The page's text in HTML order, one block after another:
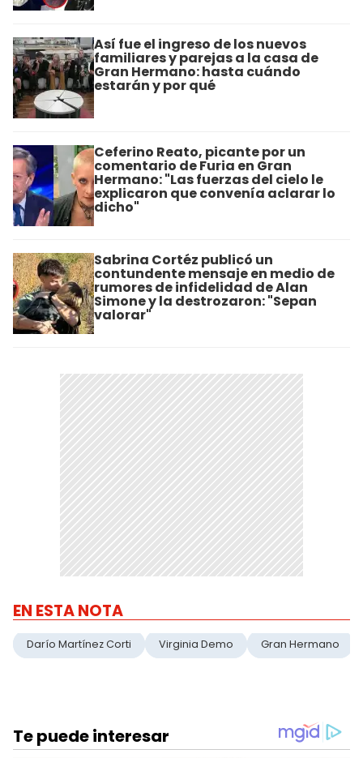
Así fue el ingreso de los nuevos
familiares y parejas a la casa de
Gran Hermano: hasta cuándo
estarán y por qué
Ceferino Reato, picante por un
comentario de Furia en Gran
Hermano: "Las fuerzas del cielo le
explicaron que convenía aclarar lo
dicho"
Sabrina Cortéz publicó un
contundente mensaje en medio de
rumores de infidelidad de Alan
Simone y la destrozaron: "Sepan
valorar"
EN ESTA NOTA
Darío Martínez Corti Virginia Demo Gran Hermano